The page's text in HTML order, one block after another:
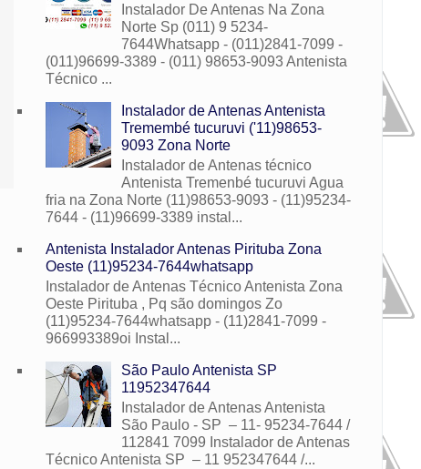
Instalador De Antenas Na Zona
Norte Sp (011) 9 5234-
7644Whatsapp - (011)2841-7099 -
(011)96699-3389 - (011) 98653-9093 Antenista
Técnico ...
Instalador de Antenas Antenista
Tremembé tucuruvi ('11)98653-
9093 Zona Norte
Instalador de Antenas técnico
Antenista Tremenbé tucuruvi Agua
fria na Zona Norte (11)98653-9093 - (11)95234-
7644 - (11)96699-3389 instal...
Antenista Instalador Antenas Pirituba Zona
Oeste (11)95234-7644whatsapp
Instalador de Antenas Técnico Antenista Zona
Oeste Pirituba , Pq são domingos Zo
(11)95234-7644whatsapp - (11)2841-7099 -
966993389oi Instal...
São Paulo Antenista SP
11952347644
Instalador de Antenas Antenista
São Paulo - SP – 11- 95234-7644 /
112841 7099 Instalador de Antenas
Técnico Antenista SP – 11 952347644 /...